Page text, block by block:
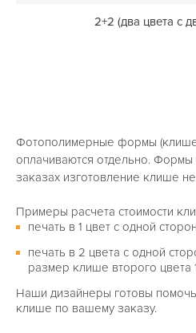
2+2 (два цвета с
Фотополимерные формы
оплачиваются отдельно.
заказах изготовление клише
Примеры расчета стоимости
печать в 1 цвет с одной
печать в 2 цвета с одной
размер клише второго цвета
Наши дизайнеры готовы помочь
клише по вашему заказу.